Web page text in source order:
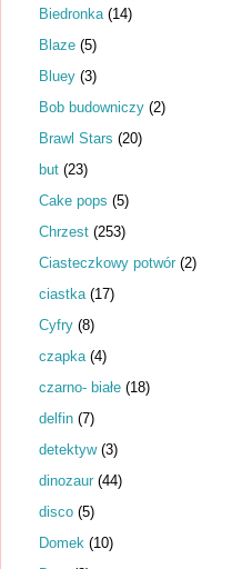
Biedronka (14)
Blaze (5)
Bluey (3)
Bob budowniczy (2)
Brawl Stars (20)
but (23)
Cake pops (5)
Chrzest (253)
Ciasteczkowy potwór (2)
ciastka (17)
Cyfry (8)
czapka (4)
czarno- białe (18)
delfin (7)
detektyw (3)
dinozaur (44)
disco (5)
Domek (10)